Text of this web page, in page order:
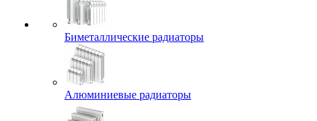
Биметаллические радиаторы
Алюминиевые радиаторы